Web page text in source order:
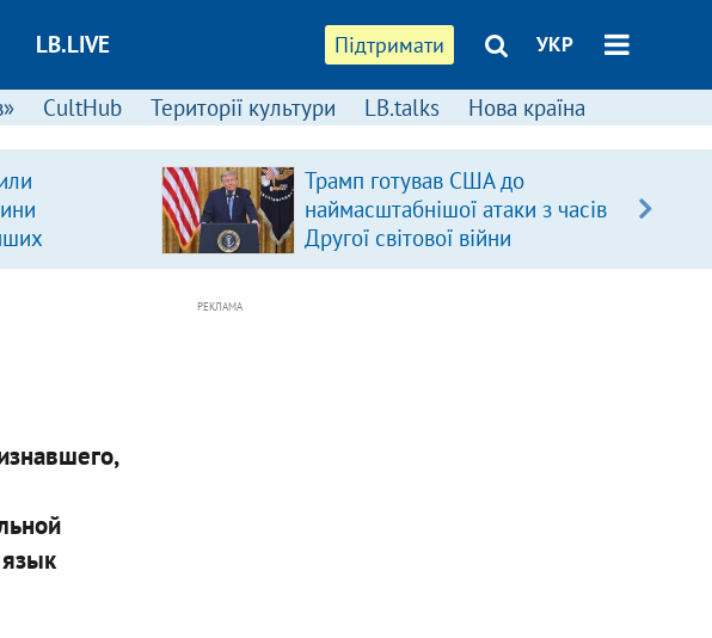
Підтримати УКР
LB.LIVE
CultHub Території культури LB.talks Нова країна
Трамп готував США до
наймасштабнішої атаки з часів
Другої світової війни
РЕКЛАМА